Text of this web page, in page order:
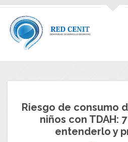
Riesgo de consumo
niños con TDAH:
entenderlo y